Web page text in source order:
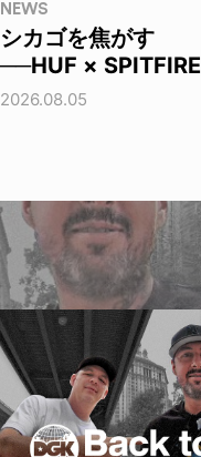
NEWS
シカゴを焦がす
──HUF × SPITFIRE
2026.08.05